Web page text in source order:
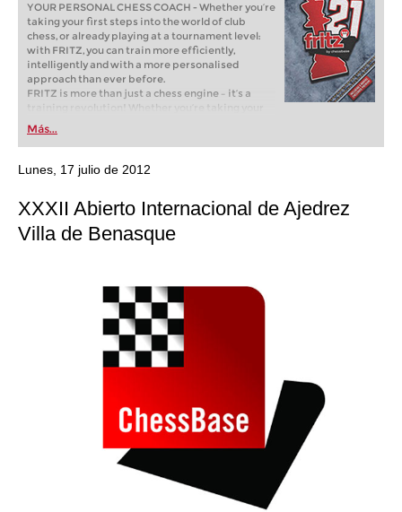
YOUR PERSONAL CHESS COACH - Whether you’re
taking your first steps into the world of club
chess, or already playing at a tournament level:
with FRITZ, you can train more efficiently,
intelligently and with a more personalised
approach than ever before.
FRITZ is more than just a chess engine – it’s a
training revolution! Whether you’re taking your
first steps into the world of club chess, or already
playing at a tournament level: with FRITZ, you can
train more efficiently, intelligently and with a
more personalised approach than ever before.
Más...
Lunes, 17 julio de 2012
XXXII Abierto Internacional de Ajedrez
Villa de Benasque